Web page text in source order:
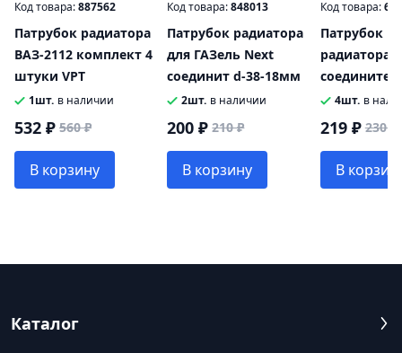
Код товара:887562
Патрубок радиатора
ВАЗ-2112 комплект 4
штуки VРТ
1шт. в наличии
532 ₽ 560 ₽
В корзину
Код товара:848013
Патрубок радиатора
для ГАЗель Next
соединит d-38-18мм
2шт. в наличии
200 ₽ 210 ₽
В корзину
Код товара:
Патрубок
радиатора
4шт. в
219 ₽ 230 ₽
В
Каталог